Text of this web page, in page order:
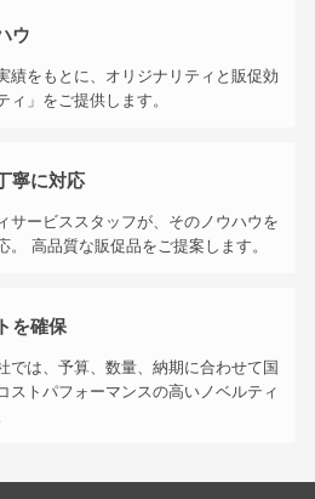
ウ
績をもとに、オリジナリティと販促効
」をご提供します。
寧に対応
サービススタッフが、そのノウハウを
高品質な販促品をご提案します。
を確保
では、予算、数量、納期に合わせて国
ストパフォーマンスの高いノベルティ